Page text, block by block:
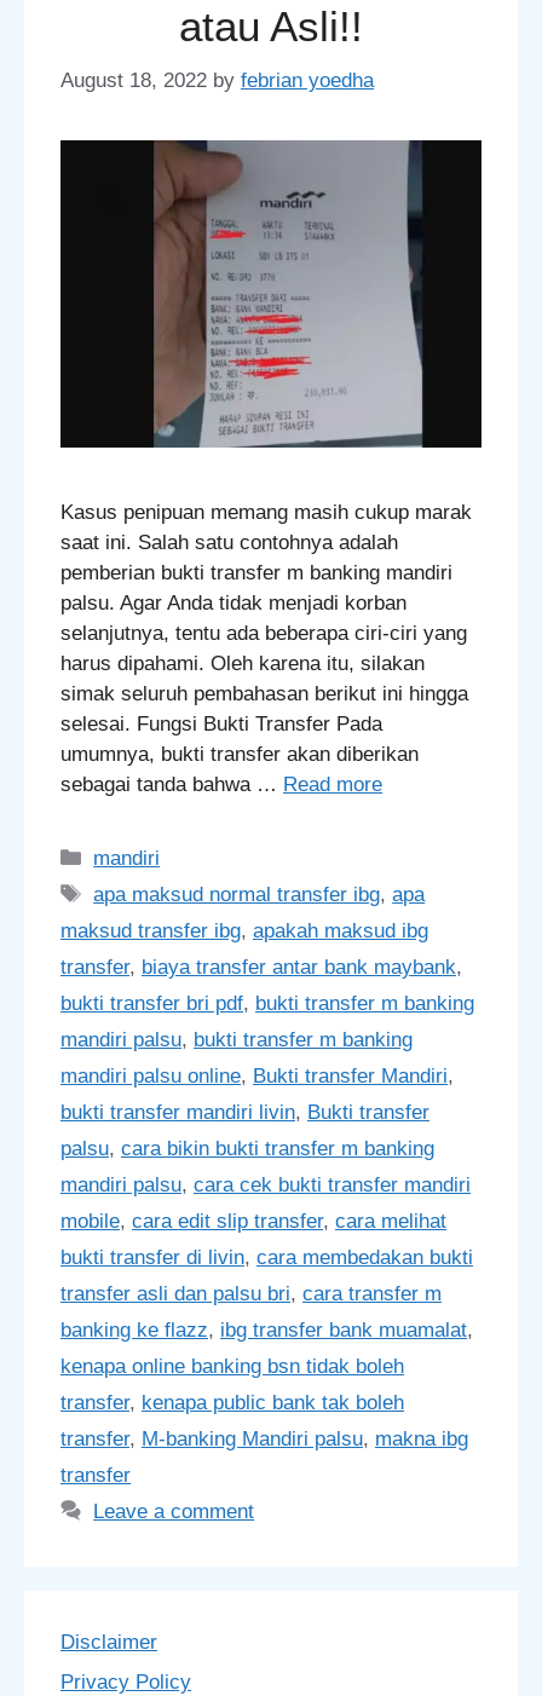
atau Asli!!
August 18, 2022 by febrian yoedha
Kasus penipuan memang masih cukup marak
saat ini. Salah satu contohnya adalah
pemberian bukti transfer m banking mandiri
palsu. Agar Anda tidak menjadi korban
selanjutnya, tentu ada beberapa ciri-ciri yang
harus dipahami. Oleh karena itu, silakan
simak seluruh pembahasan berikut ini hingga
selesai. Fungsi Bukti Transfer Pada
umumnya, bukti transfer akan diberikan
sebagai tanda bahwa … Read more
Categories
mandiri
Tags
apa maksud normal transfer ibg,apa
maksud transfer ibg, apakah maksud ibg
transfer, biaya transfer antar bank maybank,
bukti transfer bri pdf, bukti transfer m banking
mandiri palsu, bukti transfer m banking
mandiri palsu online, Bukti transfer Mandiri,
bukti transfer mandiri livin, Bukti transfer
palsu, cara bikin bukti transfer m banking
mandiri palsu, cara cek bukti transfer mandiri
mobile, cara edit slip transfer, cara melihat
bukti transfer di livin, cara membedakan bukti
transfer asli dan palsu bri, cara transfer m
banking ke flazz, ibg transfer bank muamalat,
kenapa online banking bsn tidak boleh
transfer, kenapa public bank tak boleh
transfer, M-banking Mandiri palsu, makna ibg
transfer
Leave a comment
Disclaimer
Privacy Policy